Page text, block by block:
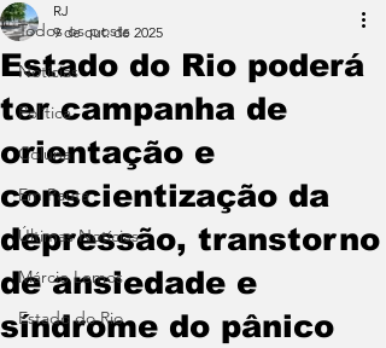
Todos os posts
Notícias
Política
Coluna
Em Pauta
Últimas Notícias
Márcio Lemos
Estado do Rio
Estado do Rio poderá
ter campanha de
orientação e
conscientização da
depressão, transtorno
de ansiedade e
síndrome do pânico
RJ
9 de out. de 2025